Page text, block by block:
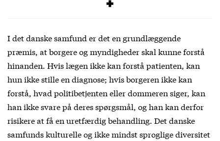
I det danske samfund er det en grundlæggende
præmis, at borgere og myndigheder skal kunne forstå
hinanden. Hvis lægen ikke kan forstå patienten, kan
hun ikke stille en diagnose; hvis borgeren ikke kan
forstå, hvad politibetjenten eller dommeren siger, kan
han ikke svare på deres spørgsmål, og han kan derfor
risikere at få en uretfærdig behandling. Det danske
samfunds kulturelle og ikke mindst sproglige diversitet